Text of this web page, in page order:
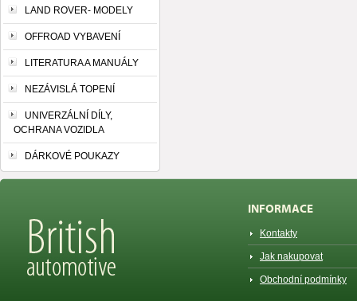
LAND ROVER- MODELY
OFFROAD VYBAVENÍ
LITERATURA A MANUÁLY
NEZÁVISLÁ TOPENÍ
UNIVERZÁLNÍ DÍLY,
OCHRANA VOZIDLA
DÁRKOVÉ POUKAZY
INFORMACE
Kontakty
Jak nakupovat
Obchodní podmínky